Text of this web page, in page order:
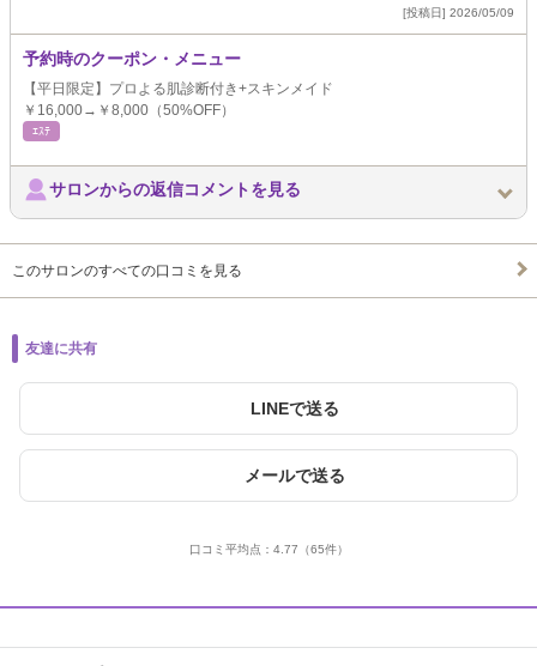
[投稿日] 2026/05/09
予約時のクーポン・メニュー
【平日限定】プロよる肌診断付き+スキンメイド
￥16,000→￥8,000（50%OFF）
ｴｽﾃ
サロンからの返信コメントを見る
このサロンのすべての口コミを見る
友達に共有
LINEで送る
メールで送る
口コミ平均点： 4.77 （65件）